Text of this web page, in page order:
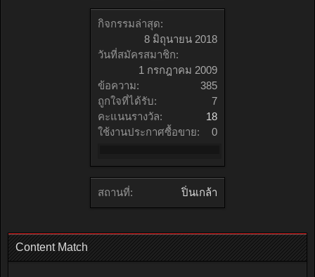
กิจกรรมล่าสุด:
8 มิถุนายน 2018
วันที่สมัครสมาชิก:
1 กรกฎาคม 2009
ข้อความ:
385
ถูกใจที่ได้รับ:
7
คะแนนรางวัล:
18
ใช้งานประกาศซื้อขาย:
0
สถานที่: ปิ่นเกล้า
Content Match